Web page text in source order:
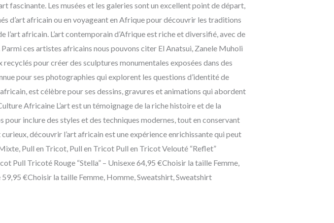
fascinante. Les musées et les galeries sont un excellent point de départ,
d’art africain ou en voyageant en Afrique pour découvrir les traditions
africain. L’art contemporain d’Afrique est riche et diversifié, avec de
ces artistes africains nous pouvons citer El Anatsui, Zanele Muholi
pour créer des sculptures monumentales exposées dans des
pour ses photographies qui explorent les questions d’identité de
est célèbre pour ses dessins, gravures et animations qui abordent
Africaine L’art est un témoignage de la riche histoire et de la
inclure des styles et des techniques modernes, tout en conservant
découvrir l’art africain est une expérience enrichissante qui peut
Pull en Tricot, Pull en Tricot Pull en Tricot Velouté “Reflet”
Pull Tricoté Rouge “Stella” – Unisexe 64,95 €Choisir la taille Femme,
€Choisir la taille Femme, Homme, Sweatshirt, Sweatshirt